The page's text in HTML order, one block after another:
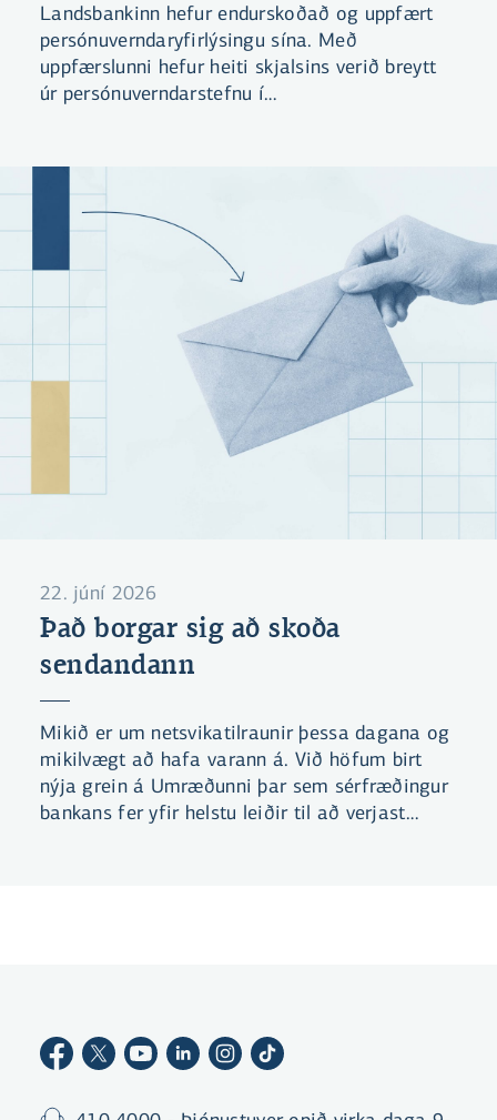
Landsbankinn hefur endurskoðað og uppfært
persónuverndaryfirlýsingu sína. Með
uppfærslunni hefur heiti skjalsins verið breytt
úr persónuverndarstefnu í
viðskiptavini til að kynna sér efni hennar.
22. júní 2026
Það borgar sig að skoða
sendandann
Mikið er um netsvikatilraunir þessa dagana og
mikilvægt að hafa varann á. Við höfum birt
nýja grein á Umræðunni þar sem sérfræðingur
bankans fer yfir helstu leiðir til að verjast